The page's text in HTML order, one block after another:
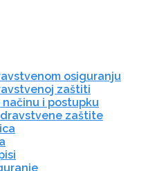
osiguranju
zaštiti
načinu i postupku
zaštite